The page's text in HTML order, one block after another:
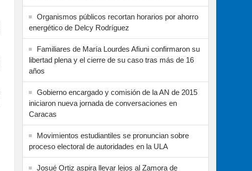
Organismos públicos recortan horarios por ahorro
energético de Delcy Rodríguez
Familiares de María Lourdes Afiuni confirmaron su
libertad plena y el cierre de su caso tras más de 16
años
Gobierno encargado y comisión de la AN de 2015
iniciaron nueva jornada de conversaciones en
Caracas
Movimientos estudiantiles se pronuncian sobre
proceso electoral de autoridades en la ULA
Josué Ortiz aspira llevar lejos al Zamora de